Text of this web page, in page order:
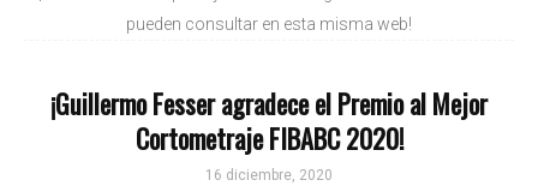
pueden consultar en esta misma web!
¡Guillermo Fesser agradece el Premio al Mejor
Cortometraje FIBABC 2020!
16 diciembre, 2020